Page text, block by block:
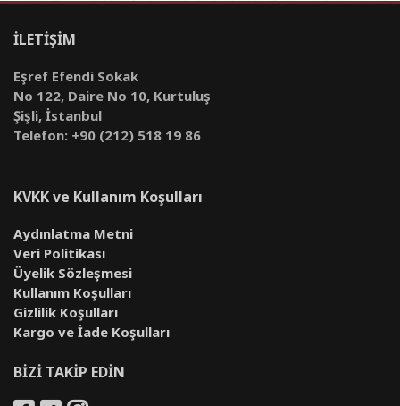
İLETİŞİM
Eşref Efendi Sokak
No 122, Daire No 10, Kurtuluş
Şişli, İstanbul
Telefon: +90 (212) 518 19 86
KVKK ve Kullanım Koşulları
Aydınlatma Metni
Veri Politikası
Üyelik Sözleşmesi
Kullanım Koşulları
Gizlilik Koşulları
Kargo ve İade Koşulları
BİZİ TAKİP EDİN